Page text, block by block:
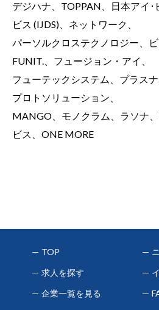
デジハナ、TOPPAN、日本アイ･
ビス (IJDS)、ネットワーク、
パーソルクロステクノロジー、
FUNIT.、フュージョン・アイ、
フューテックシステム、プラスナ
プロトソリューション、
MANGO、モノクラム、ラソナ
ビス、ONE MORE
TOP
求人を探す
企業一覧を見る